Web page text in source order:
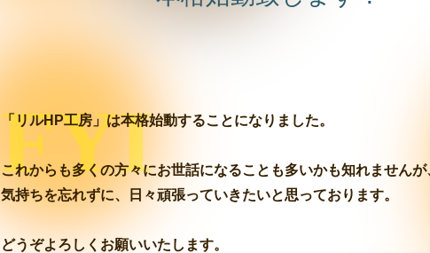
FYI
「リルHP工房」は本格始動することになりました。
これからも多くの方々にお世話になることも多いかも知れません
気持ちを忘れずに、日々頑張っていきたいと思っております。
どうぞよろしくお願いいたします。